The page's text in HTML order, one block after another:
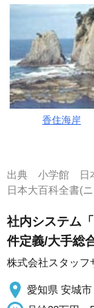
香住海岸
出典 小学館 日
日本大百科全書(
社内システム
件定義/大手総
株式会社スタッフ
愛知県 安城市